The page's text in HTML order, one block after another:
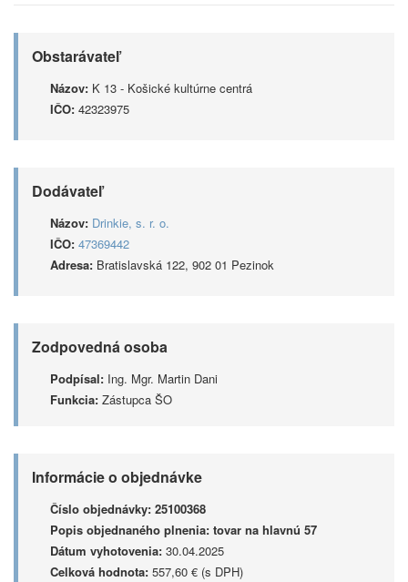
Obstarávateľ
Názov: K 13 - Košické kultúrne centrá
IČO: 42323975
Dodávateľ
Názov: Drinkie, s. r. o.
IČO: 47369442
Adresa: Bratislavská 122, 902 01 Pezinok
Zodpovedná osoba
Podpísal: Ing. Mgr. Martin Dani
Funkcia: Zástupca ŠO
Informácie o objednávke
Číslo objednávky: 25100368
Popis objednaného plnenia: tovar na hlavnú 57
Dátum vyhotovenia: 30.04.2025
Celková hodnota: 557,60 € (s DPH)